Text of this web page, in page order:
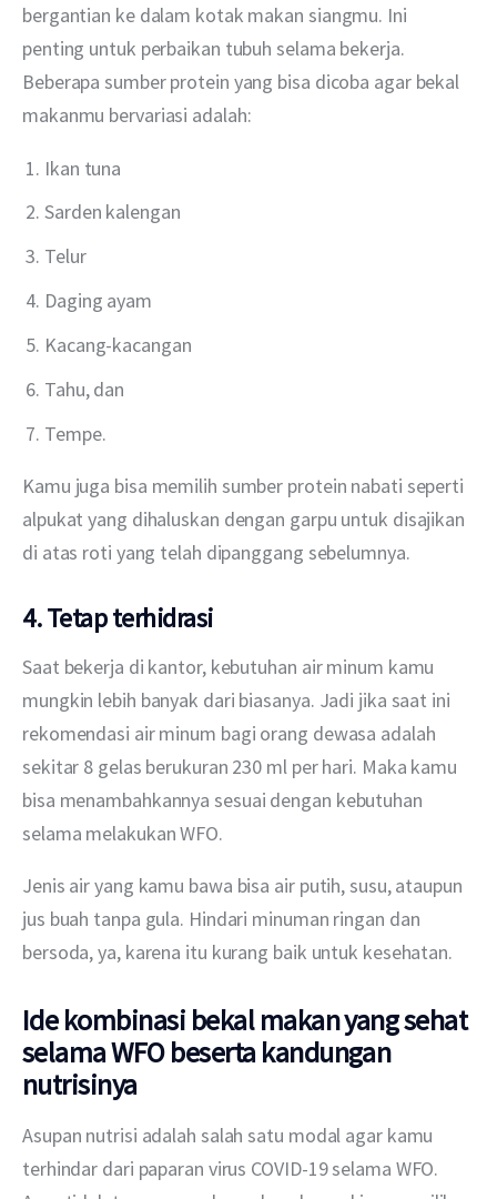
bergantian ke dalam kotak makan siangmu. Ini
penting untuk perbaikan tubuh selama bekerja.
Beberapa sumber protein yang bisa dicoba agar bekal
makanmu bervariasi adalah:
Ikan tuna
Sarden kalengan
Telur
Daging ayam
Kacang-kacangan
Tahu, dan
Tempe.
Kamu juga bisa memilih sumber protein nabati seperti
alpukat yang dihaluskan dengan garpu untuk disajikan
di atas roti yang telah dipanggang sebelumnya.
4. Tetap terhidrasi
Saat bekerja di kantor, kebutuhan air minum kamu
mungkin lebih banyak dari biasanya. Jadi jika saat ini
rekomendasi air minum bagi orang dewasa adalah
sekitar 8 gelas berukuran 230 ml per hari. Maka kamu
bisa menambahkannya sesuai dengan kebutuhan
selama melakukan WFO.
Jenis air yang kamu bawa bisa air putih, susu, ataupun
jus buah tanpa gula. Hindari minuman ringan dan
bersoda, ya, karena itu kurang baik untuk kesehatan.
Ide kombinasi bekal makan yang sehat
selama WFO beserta kandungan
nutrisinya
Asupan nutrisi adalah salah satu modal agar kamu
terhindar dari paparan virus COVID-19 selama WFO.